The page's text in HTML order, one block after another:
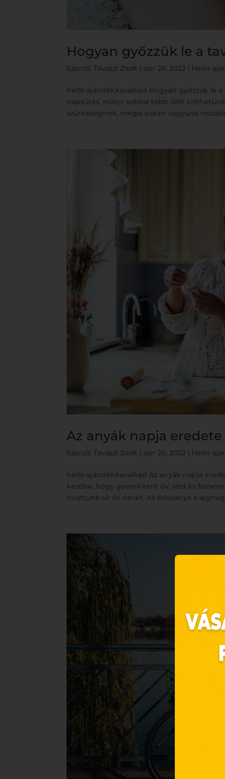
Hogyan győzzük le a
Szerző: Tavaszi Zsolt ápr 26, 2022 Hello
hello ajándékkavalkád Hogyan győzzük le
napsütés, mikor sokkal több időt
szürkeségnek, mégis sokan vagyunk
Az anyák napja eredete
Szerző: Tavaszi Zsolt ápr 26, 2022 Hello
hello ajándékkavalkád Az anyák napja
kezdve, hogy gyerekként óv, véd és
miattunk sír és nevet. Az édesanya a